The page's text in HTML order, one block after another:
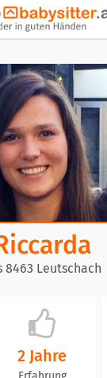
8463 Leutschach
2 Jahre